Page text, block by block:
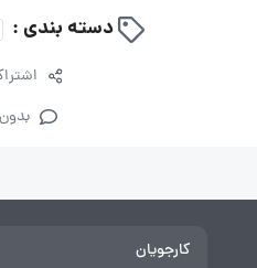
دسته بندی :
کارجویان